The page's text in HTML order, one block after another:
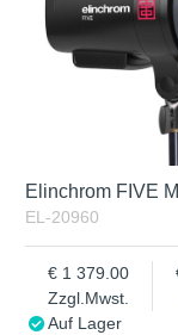
Elinchrom FIVE
EL-20960
Zzgl.Mwst.
1 379.00
Auf Lager